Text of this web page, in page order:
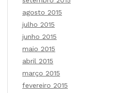
agosto 2015
julho 2015
junho 2015
maio 2015
abril 2015
março 2015
fevereiro 2015